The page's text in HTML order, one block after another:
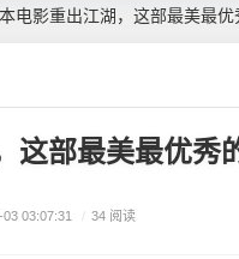
电影重出江湖，这部最美最优
这部最美最优秀
03:07:31 / 34 阅读